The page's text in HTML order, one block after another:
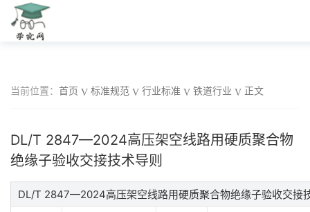
当前位置： 首页 标准规范 行业标准 铁道行业 正文
DL/T 2847—2024高压架空线路用硬质聚合物
绝缘子验收交接技术导则
DL/T 2847—2024高压架空线路用硬质聚合物绝缘子验收交接